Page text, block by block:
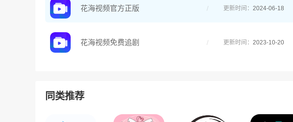
花海视频官方正版 更新时间： 2024-06-18
花海视频免费追剧 更新时间： 2023-10-20
同类推荐